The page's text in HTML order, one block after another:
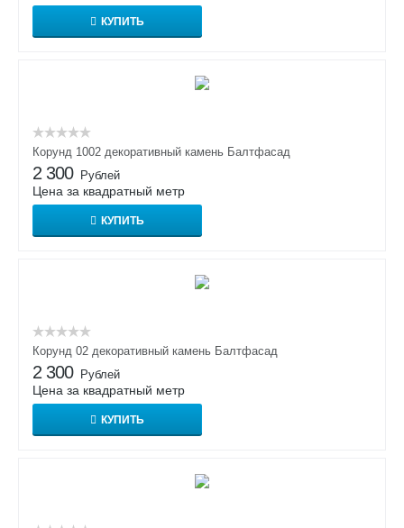
КУПИТЬ
Корунд 1002 декоративный камень Балтфасад
2 300 Рублей
Цена за квадратный метр
КУПИТЬ
Корунд 02 декоративный камень Балтфасад
2 300 Рублей
Цена за квадратный метр
КУПИТЬ